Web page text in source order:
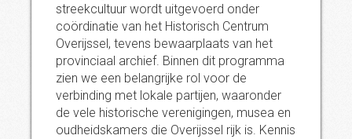
streekcultuur wordt uitgevoerd onder
coördinatie van het Historisch Centrum
Overijssel, tevens bewaarplaats van het
provinciaal archief. Binnen dit programma
zien we een belangrijke rol voor de
verbinding met lokale partijen, waaronder
de vele historische verenigingen, musea en
oudheidskamers die Overijssel rijk is. Kennis